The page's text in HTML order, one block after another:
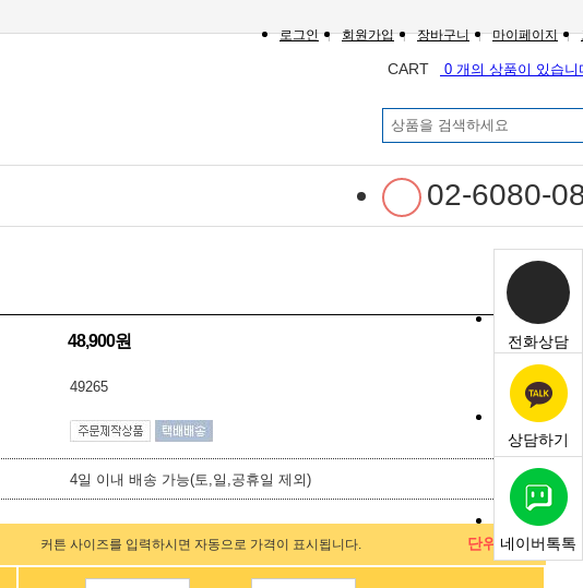
로그인 회원가입 장바구니 마이페이지
CART 0 개의 상품이 있습니
전화상담
상담하기
네이버톡톡
02-6080-
48,900원
49265
4일 이내 배송 가능(토,일,공휴일 제외)
커튼 사이즈를 입력하시면 자동으로 가격이 표시됩니다. 단위 (cm)